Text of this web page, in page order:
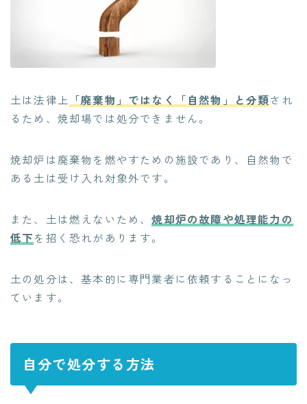
土は法律上 「廃棄物」ではなく「自然物」と分類され
るため、焼却場では処分できません。
焼却炉は廃棄物を燃やすための施設であり、自然物で
ある土は受け入れ対象外です。
また、土は燃えないため、焼却炉の故障や処理能力の
低下を招く恐れがあります。
土の処分は、基本的に専門業者に依頼することになっ
ています。
自分で処分する方法